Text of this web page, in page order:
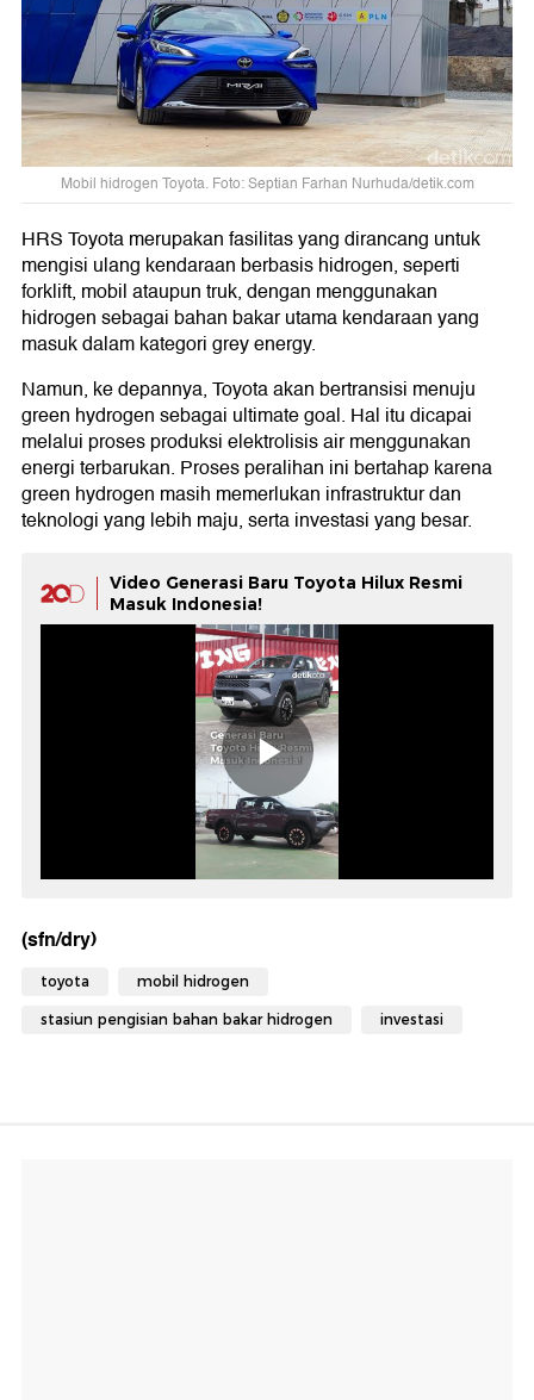
Mobil hidrogen Toyota. Foto: Septian Farhan Nurhuda/detik.com
HRS Toyota merupakan fasilitas yang dirancang untuk
mengisi ulang kendaraan berbasis hidrogen, seperti
forklift, mobil ataupun truk, dengan menggunakan
hidrogen sebagai bahan bakar utama kendaraan yang
masuk dalam kategori grey energy.
Namun, ke depannya, Toyota akan bertransisi menuju
green hydrogen sebagai ultimate goal. Hal itu dicapai
melalui proses produksi elektrolisis air menggunakan
energi terbarukan. Proses peralihan ini bertahap karena
green hydrogen masih memerlukan infrastruktur dan
teknologi yang lebih maju, serta investasi yang besar.
Video Generasi Baru Toyota Hilux Resmi
Masuk Indonesia!
(sfn/dry)
toyota mobil hidrogen
stasiun pengisian bahan bakar hidrogen investasi